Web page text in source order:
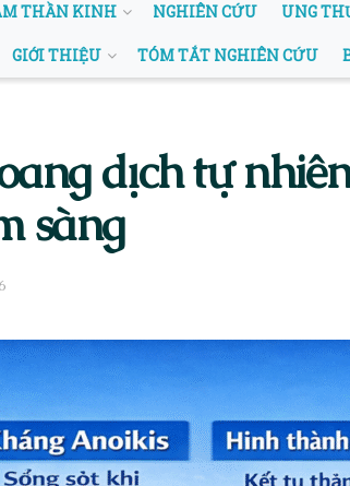
THẦN KINH NGHIÊN CỨU UNG
GIỚI THIỆU TÓM TẮT NGHIÊN CỨU
dịch tự
sàng